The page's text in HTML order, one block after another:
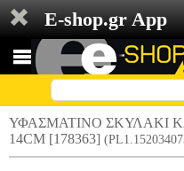
E-shop.gr App
ΥΦΑΣΜΑΤΙΝΟ ΣΚΥΛΑΚΙ
14CM [178363]